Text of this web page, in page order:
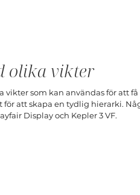
olika vikter
vikter som kan användas för att
att skapa en tydlig hierarki.
Display och Kepler 3 VF.